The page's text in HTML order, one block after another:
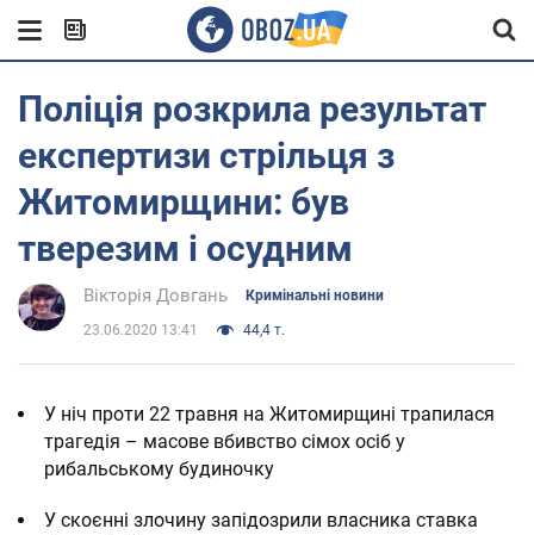
Поліція розкрила результат
експертизи стрільця з
Житомирщини: був
тверезим і осудним
Вікторія Довгань Кримінальні новини
23.06.2020 13:41 44,4 т.
У ніч проти 22 травня на Житомирщині трапилася
трагедія – масове вбивство сімох осіб у
рибальському будиночку
У скоєнні злочину запідозрили власника ставка